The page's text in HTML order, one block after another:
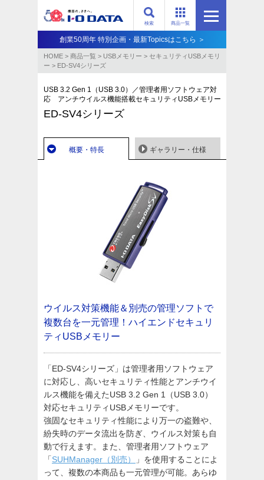
商品一覧
検索
創業50周年 特別企画・最新Topicsはこちら ＞
HOME > 商品一覧 > USBメモリー > セキュリティUSBメモリ
ー > ED-SV4シリーズ
USB 3.2 Gen 1（USB 3.0）／管理者用ソフトウェア対
応 アンチウイルス機能搭載セキュリティUSBメモリー
ED-SV4シリーズ
概要・特長 ギャラリー・仕様
ウイルス対策機能＆別売の管理ソフトで
複数台を一元管理！ハイエンドセキュリ
ティUSBメモリー
「ED-SV4シリーズ」は管理者用ソフトウェア
に対応し、高いセキュリティ性能とアンチウイ
ルス機能を備えたUSB 3.2 Gen 1（USB 3.0）
対応セキュリティUSBメモリーです。
強固なセキュリティ性能により万一の盗難や、
紛失時のデータ流出を防ぎ、ウイルス対策も自
動で行えます。また、管理者用ソフトウェア
「SUHManager（別売）
」を使用することによ
って、複数の本商品も一元管理が可能。あらゆ